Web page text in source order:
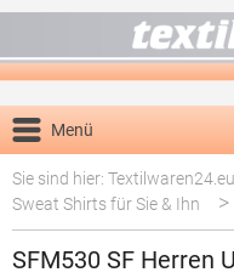
Menü
Sie sind hier: Textilwaren24.eu
Sweat Shirts für Sie & Ihn >
SFM530 SF Herren